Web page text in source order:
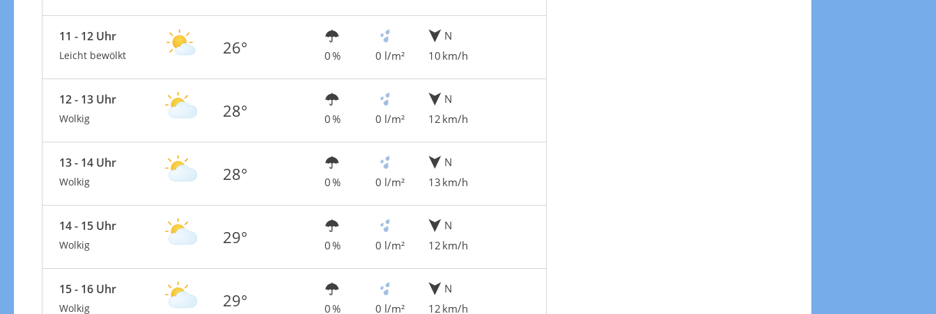
11 - 12 Uhr
Leicht bewölkt 26° 0 % 0 l/m²
N
10 km/h
12 - 13 Uhr
Wolkig 28° 0 % 0 l/m²
N
12 km/h
13 - 14 Uhr
Wolkig 28° 0 % 0 l/m²
N
13 km/h
14 - 15 Uhr
Wolkig 29° 0 % 0 l/m²
N
12 km/h
15 - 16 Uhr
Wolkig 29° 0 % 0 l/m²
N
12 km/h